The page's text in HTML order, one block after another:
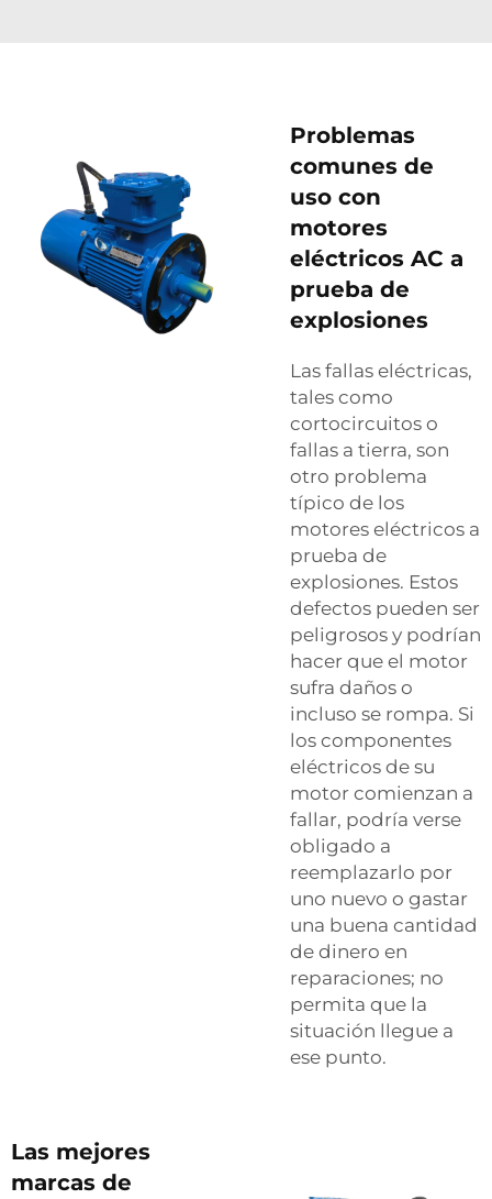
Problemas
comunes de
uso con
motores
eléctricos AC a
prueba de
explosiones
Las fallas eléctricas,
tales como
cortocircuitos o
fallas a tierra, son
otro problema
típico de los
motores eléctricos a
prueba de
explosiones. Estos
defectos pueden ser
peligrosos y podrían
hacer que el motor
sufra daños o
incluso se rompa. Si
los componentes
eléctricos de su
motor comienzan a
fallar, podría verse
obligado a
reemplazarlo por
uno nuevo o gastar
una buena cantidad
de dinero en
reparaciones; no
permita que la
situación llegue a
ese punto.
Las mejores
marcas de